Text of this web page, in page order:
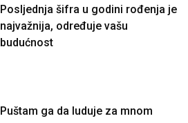
Posljednja šifra u godini rođenja je
najvažnija, određuje vašu
budućnost
Puštam ga da luduje za mnom